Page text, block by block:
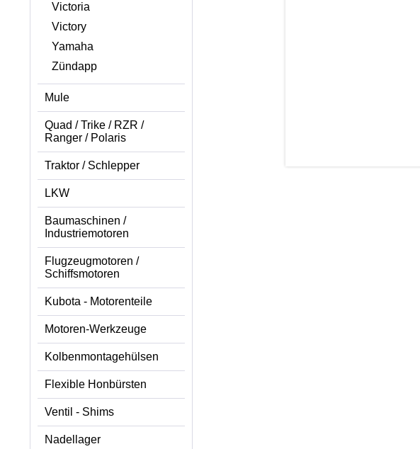
Victoria
Victory
Yamaha
Zündapp
Mule
Quad / Trike / RZR /
Ranger / Polaris
Traktor / Schlepper
LKW
Baumaschinen /
Industriemotoren
Flugzeugmotoren /
Schiffsmotoren
Kubota - Motorenteile
Motoren-Werkzeuge
Kolbenmontagehülsen
Flexible Honbürsten
Ventil - Shims
Nadellager